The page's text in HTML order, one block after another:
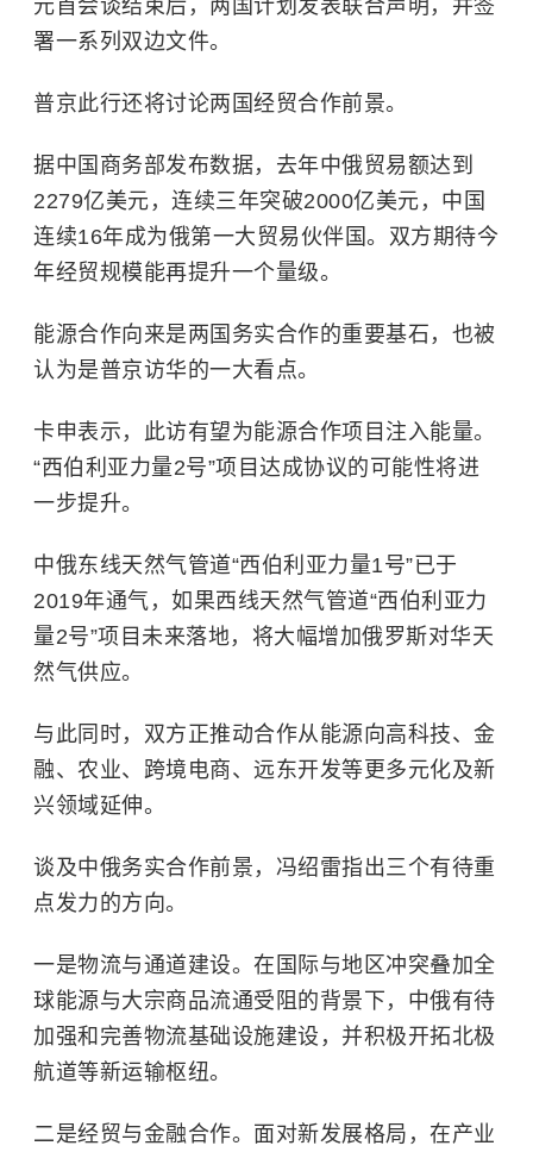
元首会谈结束后，两国计划发表联合声明，并签
署一系列双边文件。
普京此行还将讨论两国经贸合作前景。
据中国商务部发布数据，去年中俄贸易额达到
2279亿美元，连续三年突破2000亿美元，中国
连续16年成为俄第一大贸易伙伴国。双方期待今
年经贸规模能再提升一个量级。
能源合作向来是两国务实合作的重要基石，也被
认为是普京访华的一大看点。
卡申表示，此访有望为能源合作项目注入能量。
“西伯利亚力量2号”项目达成协议的可能性将进
一步提升。
中俄东线天然气管道“西伯利亚力量1号”已于
2019年通气，如果西线天然气管道“西伯利亚力
量2号”项目未来落地，将大幅增加俄罗斯对华天
然气供应。
与此同时，双方正推动合作从能源向高科技、金
融、农业、跨境电商、远东开发等更多元化及新
兴领域延伸。
谈及中俄务实合作前景，冯绍雷指出三个有待重
点发力的方向。
一是物流与通道建设。在国际与地区冲突叠加全
球能源与大宗商品流通受阻的背景下，中俄有待
加强和完善物流基础设施建设，并积极开拓北极
航道等新运输枢纽。
二是经贸与金融合作。面对新发展格局，在产业